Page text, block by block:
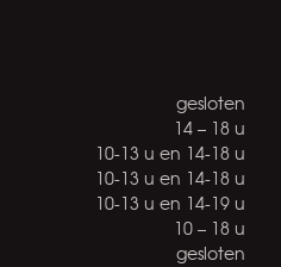
gesloten
14 – 18 u
10-13 u en 14-18 u
10-13 u en 14-18 u
10-13 u en 14-19 u
10 – 18 u
gesloten